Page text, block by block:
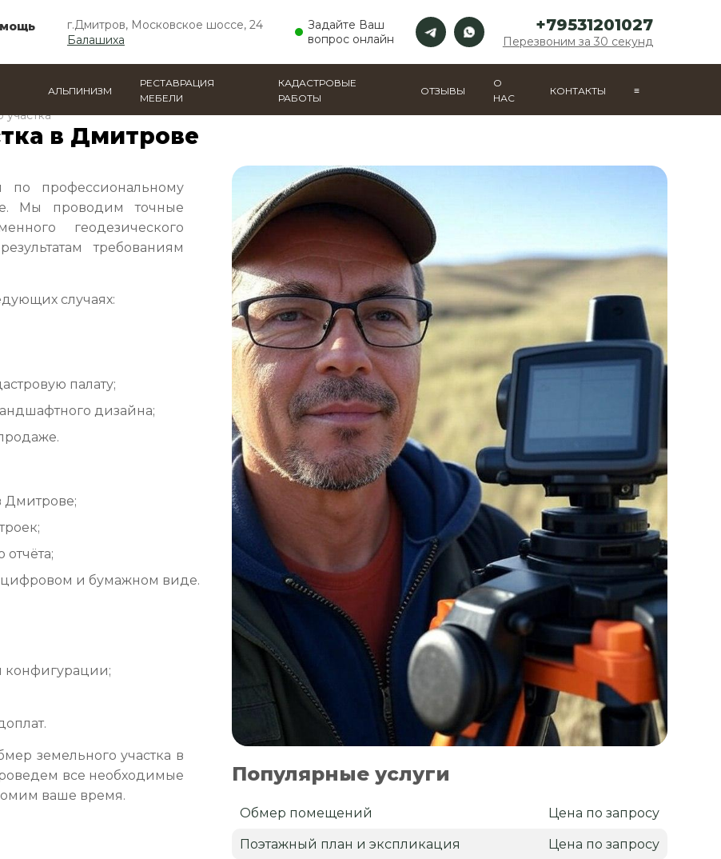
г.Дмитров, Московское шоссе, 24
Балашиха
Задайте Ваш
вопрос онлайн
+79531201027
Перезвоним за 30 секунд
АЛЬПИНИЗМ
РЕСТАВРАЦИЯ
МЕБЕЛИ
КАДАСТРОВЫЕ
РАБОТЫ
ОТЗЫВЫ
О
НАС
КОНТАКТЫ ≡
участка
в Дмитрове
по профессиональному
Мы проводим точные
геодезического
требованиям
случаях:
палату;
дизайна;
Дмитрове;
цифровом и бумажном виде.
конфигурации;
земельного участка в
все необходимые
ваше время.
Популярные услуги
Обмер помещений Цена по запросу
Поэтажный план и экспликация Цена по запросу